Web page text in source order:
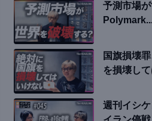
予測市場
国旗損壊
を損壊し
週刊イシ